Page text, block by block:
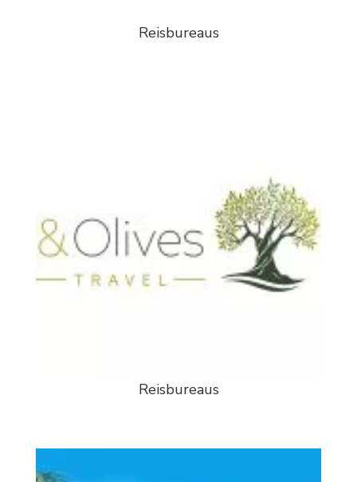
Reisbureaus
Reisbureaus